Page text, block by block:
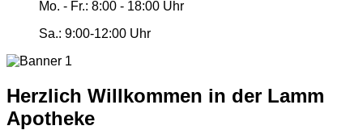
Mo. - Fr.: 8:00 - 18:00 Uhr
Sa.: 9:00-12:00 Uhr
Herzlich Willkommen in der Lamm
Apotheke